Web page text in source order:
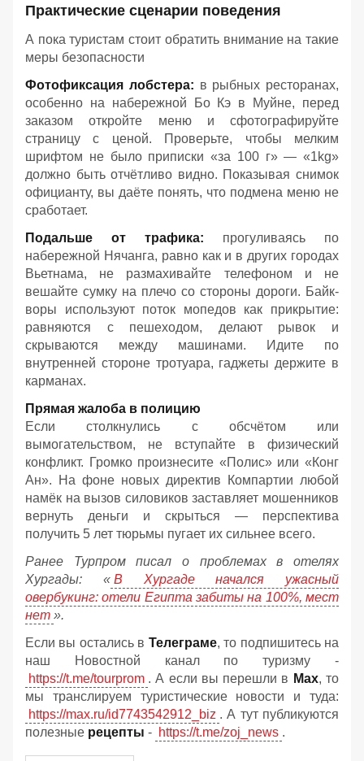
Практические сценарии поведения
А пока туристам стоит обратить внимание на такие
меры безопасности
Фотофиксация лобстера: в рыбных ресторанах,
особенно на набережной Бо Кэ в Муйне, перед
заказом откройте меню и сфотографируйте
страницу с ценой. Проверьте, чтобы мелким
шрифтом не было приписки «за 100 г» — «1kg»
должно быть отчётливо видно. Показывая снимок
официанту, вы даёте понять, что подмена меню не
сработает.
Подальше от трафика: прогуливаясь по
набережной Нячанга, равно как и в других городах
Вьетнама, не размахивайте телефоном и не
вешайте сумку на плечо со стороны дороги. Байк-
воры используют поток мопедов как прикрытие:
равняются с пешеходом, делают рывок и
скрываются между машинами. Идите по
внутренней стороне тротуара, гаджеты держите в
карманах.
Прямая жалоба в полицию
Если столкнулись с обсчётом или
вымогательством, не вступайте в физический
конфликт. Громко произнесите «Полис» или «Конг
Ан». На фоне новых директив Компартии любой
намёк на вызов силовиков заставляет мошенников
вернуть деньги и скрыться — перспектива
получить 5 лет тюрьмы пугает их сильнее всего.
Ранее Турпром писал о проблемах в отелях
Хургады: « В Хургаде начался ужасный
овербукинг: отели Египта забиты на 100%, мест
нет ».
Если вы остались в Телеграме, то подпишитесь на
наш Новостной канал по туризму -
https://t.me/tourprom . А если вы перешли в Мах, то
мы транслируем туристические новости и туда:
https://max.ru/id7743542912_biz . А тут публикуются
полезные рецепты - https://t.me/zoj_news .